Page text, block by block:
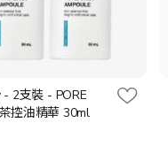
2支裝 - PORE
控油精華 30ml